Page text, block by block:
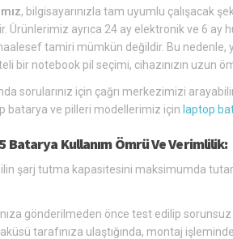
, bilgisayarınızla tam uyumlu çalışacak
Ürünlerimiz ayrıca 24 ay elektronik ve 6
tamiri mümkün değildir. Bu nedenle,
bir notebook pil seçimi, cihazınızın uzun
sorularınız için çağrı merkezimizi
batarya ve pilleri modellerimiz için laptop
Batarya Kullanım Ömrü Ve Verimlilik:
şarj tutma kapasitesini maksimumda
gönderilmeden önce test edilip
aküsü tarafınıza ulaştığında, montaj